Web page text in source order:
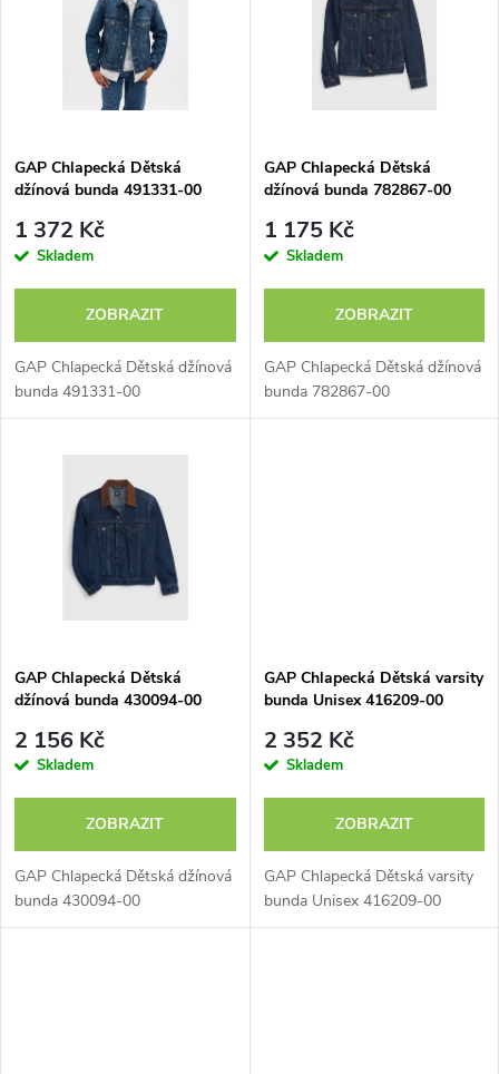
p
r
o
d
u
s
p
r
d
u
GAP Chlapecká Dětská
džínová bunda 491331-00
1 372 Kč
Skladem
ZOBRAZIT
GAP Chlapecká Dětská džínová
bunda 491331-00
GAP Chlapecká Dětská
džínová bunda 782867-00
1 175 Kč
Skladem
ZOBRAZIT
GAP Chlapecká Dětská džínová
bunda 782867-00
GAP Chlapecká Dětská
džínová bunda 430094-00
2 156 Kč
Skladem
ZOBRAZIT
GAP Chlapecká Dětská džínová
bunda 430094-00
GAP Chlapecká Dětská varsity
bunda Unisex 416209-00
2 352 Kč
Skladem
ZOBRAZIT
GAP Chlapecká Dětská varsity
bunda Unisex 416209-00